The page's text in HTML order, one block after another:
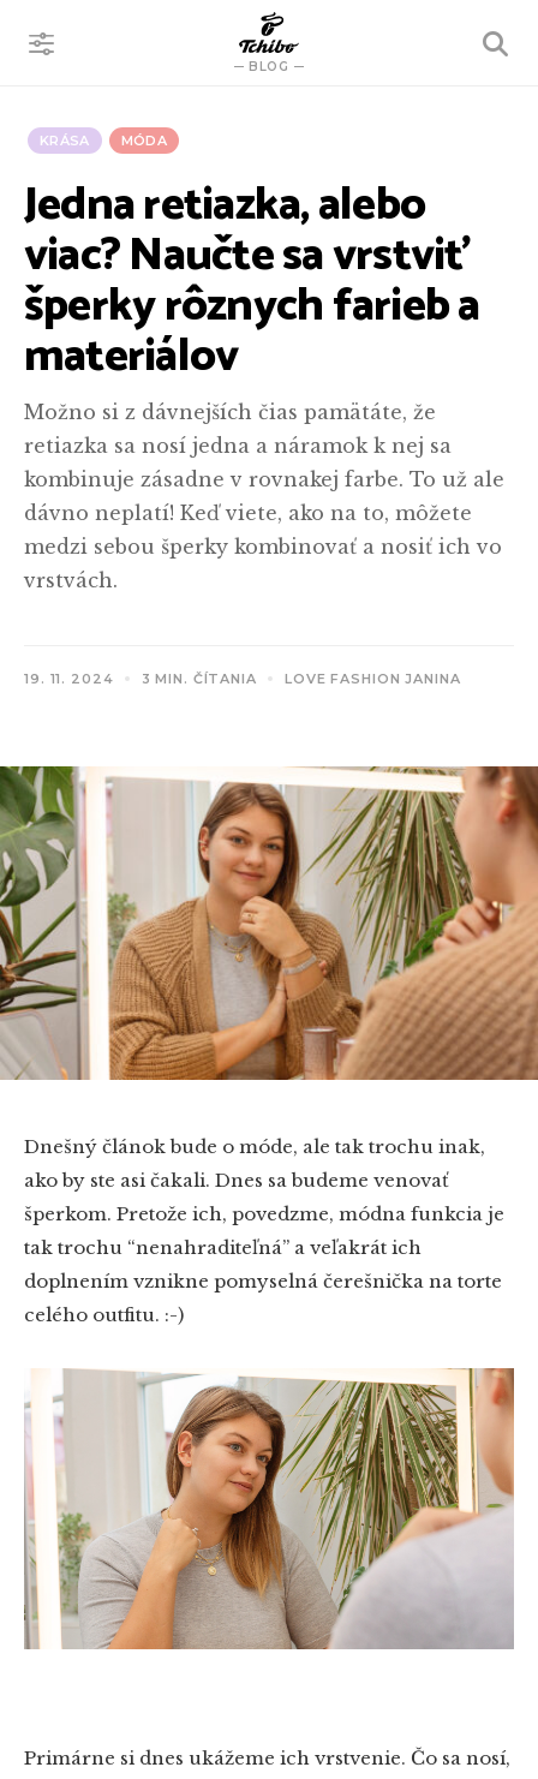
BLOG
VYHĽADÁVANIE
KRÁSA MÓDA
Jedna retiazka, alebo
viac? Naučte sa vrstviť
šperky rôznych farieb a
materiálov
Možno si z dávnejších čias pamätáte, že
retiazka sa nosí jedna a náramok k nej sa
kombinuje zásadne v rovnakej farbe. To už ale
dávno neplatí! Keď viete, ako na to, môžete
medzi sebou šperky kombinovať a nosiť ich vo
vrstvách.
19. 11. 2024 3 MIN. ČÍTANIA LOVE FASHION JANINA
Dnešný článok bude o móde, ale tak trochu inak,
ako by ste asi čakali. Dnes sa budeme venovať
šperkom. Pretože ich, povedzme, módna funkcia je
tak trochu “nenahraditeľná” a veľakrát ich
doplnením vznikne pomyselná čerešnička na torte
celého outfitu. :-)
Primárne si dnes ukážeme ich vrstvenie. Čo sa nosí,